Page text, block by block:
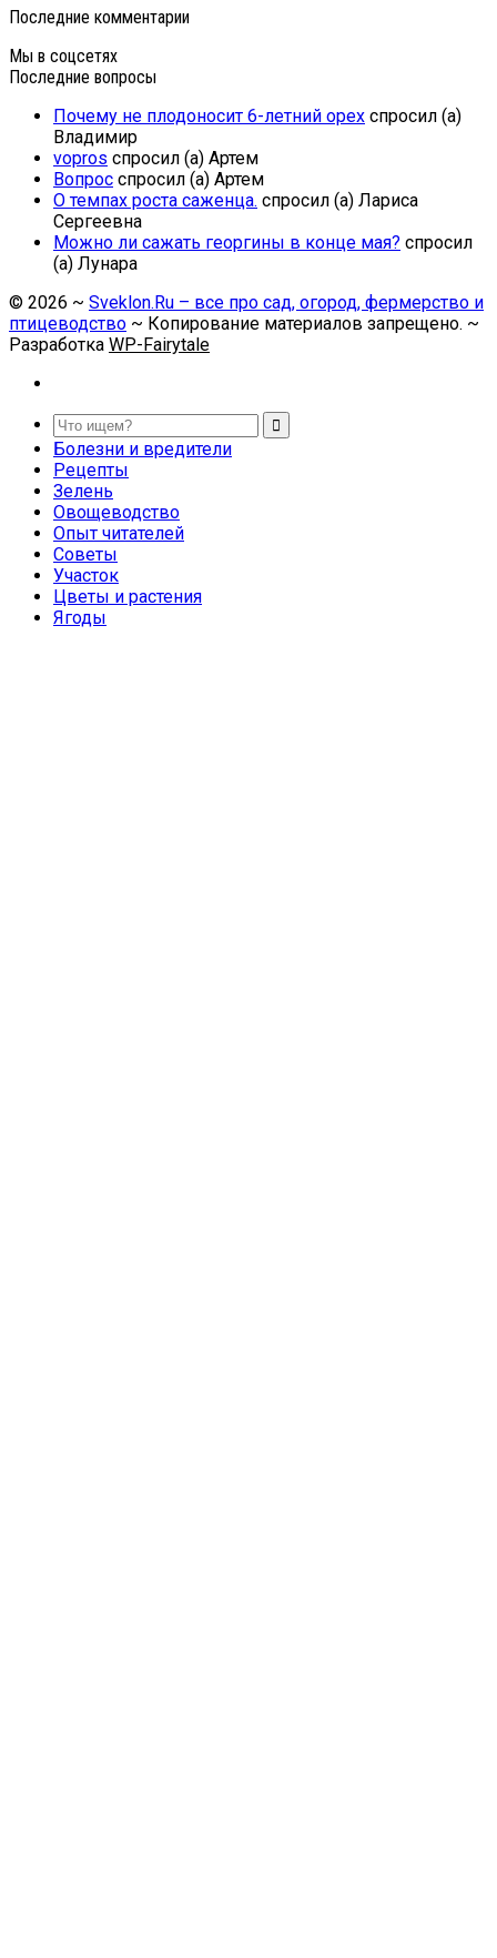
Последние комментарии
Мы в соцсетях
Последние вопросы
Почему не плодоносит 6-летний орех спросил (а)
Владимир
vopros спросил (а) Артем
Вопрос спросил (а) Артем
О темпах роста саженца. спросил (а) Лариса
Сергеевна
Можно ли сажать георгины в конце мая? спросил
(а) Лунара
© 2026 ~ Sveklon.Ru – все про сад, огород, фермерство и
птицеводство ~ Копирование материалов запрещено. ~
Разработка WP-Fairytale
Болезни и вредители
Рецепты
Зелень
Овощеводство
Опыт читателей
Советы
Участок
Цветы и растения
Ягоды